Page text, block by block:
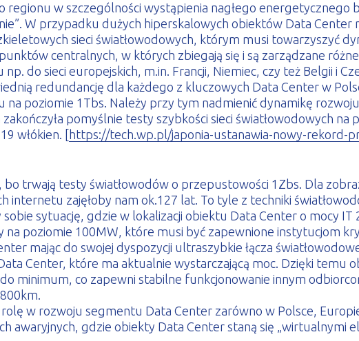
regionu w szczególności wystąpienia nagłego
W przypadku dużych hiperskalowych obiektów Data Center
sieci światłowodowych, którym musi towarzyszyć
centralnych, w których zbiegają się i są zarządzane
do sieci europejskich, m.in. Francji, Niemiec, czy też Belgii i
redundancję dla każdego z kluczowych Data Center w
na poziomie 1Tbs. Należy przy tym nadmienić dynamikę
pomyślnie testy szybkości sieci światłowodowych na
włókien. [ https://tech.wp.pl/japonia-ustanawia-nowy-rekord-
bo trwają testy światłowodów o przepustowości 1Zbs. Dla
zajęłoby nam ok.127 lat. To tyle z techniki
sytuację, gdzie w lokalizacji obiektu Data Center o mocy IT
na poziomie 100MW, które musi być zapewnione instytucjom
mając do swojej dyspozycji ultraszybkie łącza
Center, które ma aktualnie wystarczającą moc. Dzięki temu
minimum, co zapewni stabilne funkcjonowanie innym
w rozwoju segmentu Data Center zarówno w Polsce,
awaryjnych, gdzie obiekty Data Center staną się „wirtualnymi